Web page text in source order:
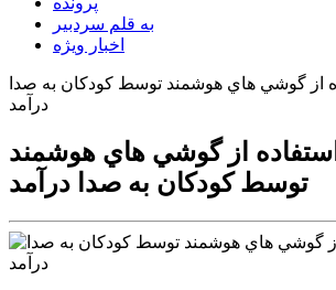
به قلم سردبیر
اخبار ویژه
از گوشي هاي هوشمند توسط کودکان به صدا
درآمد
از گوشي هاي هوشمند
توسط کودکان به صدا درآمد